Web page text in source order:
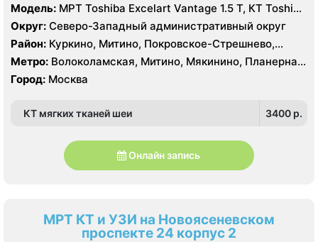
Модель: МРТ Toshiba Excelart Vantage 1.5 Т, КТ Toshiba
AQUILION RXL 16 срезов
Округ: Северо-Западный административный округ
Район: Куркино, Митино, Покровское-Стрешнево,
Северное Тушино, Строгино, Южное Тушино
Метро: Волоколамская, Митино, Мякинино, Планерная,
Пятницкое шоссе, Спартак, Строгино, Сходненская,
Тушинская, Щукинская
Город: Москва
КТ мягких тканей шеи 3400 p.
Онлайн запись
МРТ КТ и УЗИ на Новоясеневском
проспекте 24 корпус 2